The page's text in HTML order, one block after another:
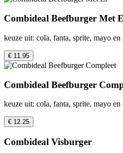
Combideal Beefburger Met
keuze uit: cola, fanta, sprite, mayo en
€ 11.95
Combideal Beefburger
keuze uit: cola, fanta, sprite, mayo en
€ 12.25
Combideal Visburger